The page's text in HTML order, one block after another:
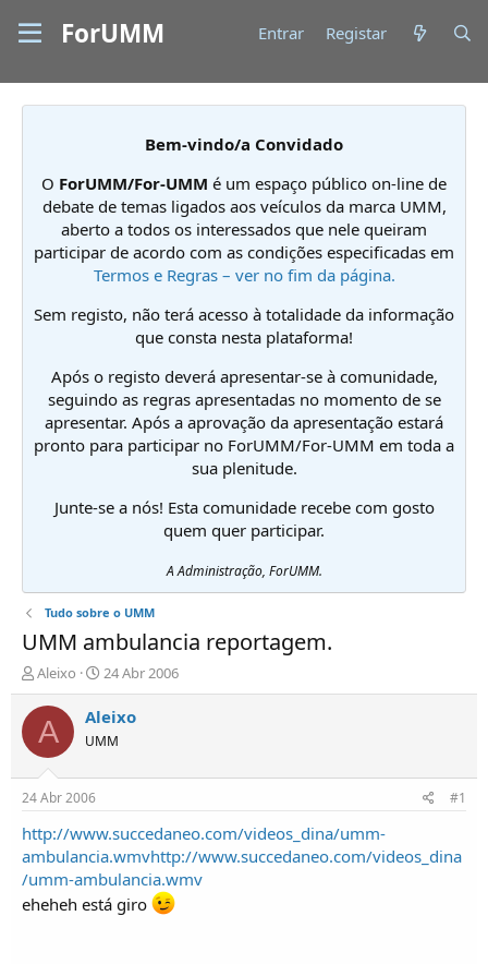
ForUMM Entrar Registar
Bem-vindo/a Convidado
O ForUMM/For-UMM é um espaço público on-line de
debate de temas ligados aos veículos da marca UMM,
aberto a todos os interessados que nele queiram
participar de acordo com as condições especificadas em
Termos e Regras – ver no fim da página.
Sem registo, não terá acesso à totalidade da informação
que consta nesta plataforma!
Após o registo deverá apresentar-se à comunidade,
seguindo as regras apresentadas no momento de se
apresentar. Após a aprovação da apresentação estará
pronto para participar no ForUMM/For-UMM em toda a
sua plenitude.
Junte-se a nós! Esta comunidade recebe com gosto
quem quer participar.
A Administração, ForUMM.
Tudo sobre o UMM
UMM ambulancia reportagem.
I
n
i
c
i
d
o
r
d
e
T
ó
Aleixo
D
a
t
d
í
i
o
24 Abr 2006
A Aleixo
UMM
24 Abr 2006 #1
http://www.succedaneo.com/videos_dina/umm-
ambulancia.wmvhttp://www.succedaneo.com/videos_dina
/umm-ambulancia.wmv
eheheh está giro